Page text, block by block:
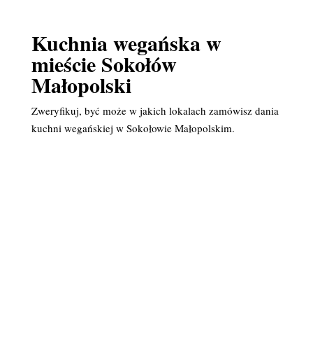
Kuchnia wegańska w
mieście Sokołów
Małopolski
Zweryfikuj, być może w jakich lokalach zamówisz dania
kuchni wegańskiej w Sokołowie Małopolskim.